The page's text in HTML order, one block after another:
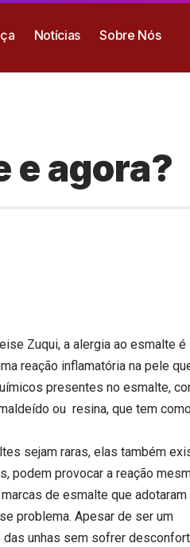
Notícias Sobre Nós
e agora?
Zuqui, a alergia ao esmalte é
reação inflamatória na pele
presentes no esmalte,
ou resina, que tem
sejam raras, elas também
podem provocar a reação
de esmalte que adotaram
problema. Apesar de ser um
unhas sem sofrer